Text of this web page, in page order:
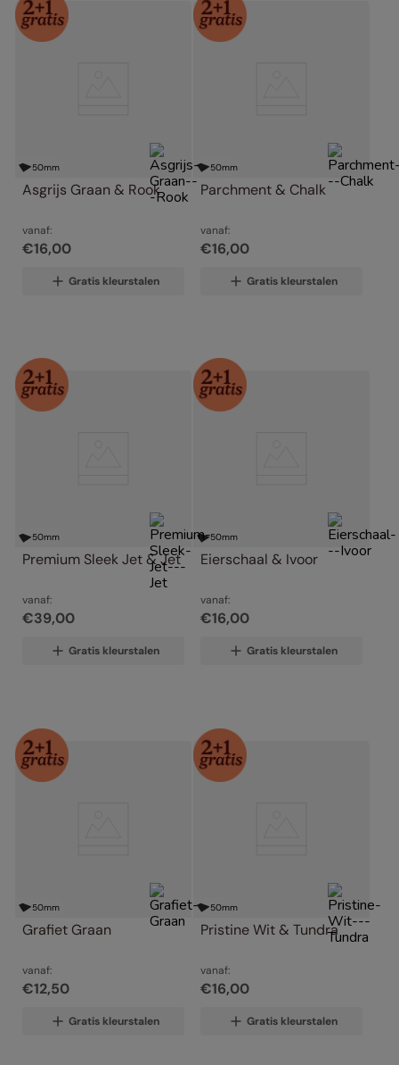
50mm
Asgrijs Graan & Rook
vanaf:
€16,00
Gratis kleurstalen
50mm
Parchment & Chalk
vanaf:
€16,00
Gratis kleurstalen
50mm
Premium Sleek Jet & Jet
vanaf:
€39,00
Gratis kleurstalen
50mm
Eierschaal & Ivoor
vanaf:
€16,00
Gratis kleurstalen
50mm
Grafiet Graan
vanaf:
€12,50
Gratis kleurstalen
50mm
Pristine Wit & Tundra
vanaf:
€16,00
Gratis kleurstalen